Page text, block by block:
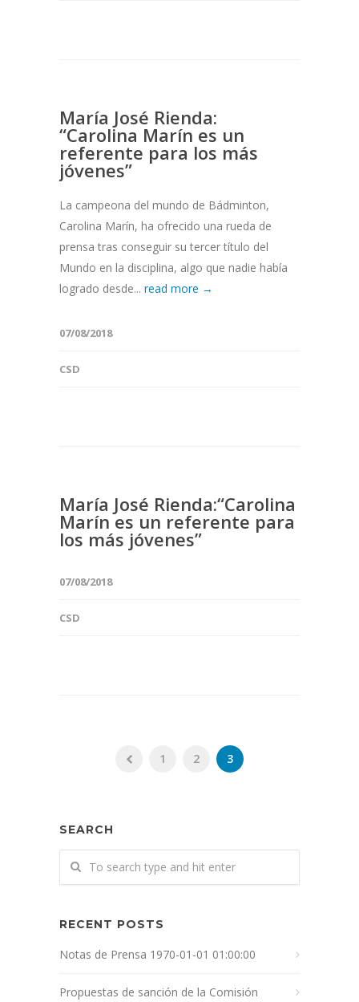
María José Rienda:
“Carolina Marín es un
referente para los más
jóvenes”
La campeona del mundo de Bádminton,
Carolina Marín, ha ofrecido una rueda de
prensa tras conseguir su tercer título del
Mundo en la disciplina, algo que nadie había
logrado desde... read more →
07/08/2018
CSD
María José Rienda:“Carolina
Marín es un referente para
los más jóvenes”
07/08/2018
CSD
1 2 3
SEARCH
RECENT POSTS
Notas de Prensa 1970-01-01 01:00:00
Propuestas de sanción de la Comisión